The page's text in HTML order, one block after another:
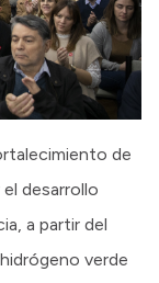
de
desarrollo
a partir del
verde